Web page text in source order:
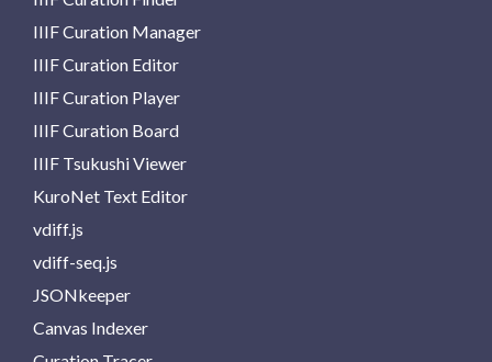
IIIF Curation Manager
IIIF Curation Editor
IIIF Curation Player
IIIF Curation Board
IIIF Tsukushi Viewer
KuroNet Text Editor
vdiff.js
vdiff-seq.js
JSONkeeper
Canvas Indexer